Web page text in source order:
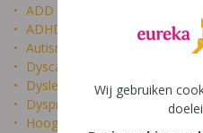
ADD
ADHD
Autisme
Dyscalculie
Dyslexie
Dyspraxie
Hoogbegaafdheid
Wij gebruiken